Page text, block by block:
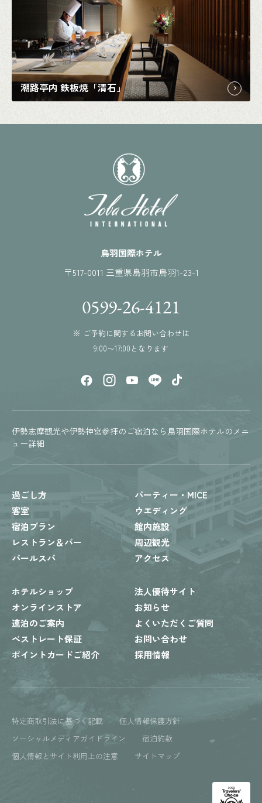
潮路亭内 鉄板焼「清石」
鳥羽国際ホテル
〒517-0011 三重県鳥羽市鳥羽1-23-1
0599-26-4121
※ ご予約に関するお問い合わせは
9:00〜17:00となります
伊勢志摩観光や伊勢神宮参拝のご宿泊なら鳥羽国際ホテルのメニ
ュー詳細
過ごし方
客室
宿泊プラン
レストラン＆バー
パールスパ
パーティー・MICE
ウエディング
館内施設
周辺観光
アクセス
ホテルショップ
オンラインストア
連泊のご案内
ベストレート保証
ポイントカードご紹介
法人優待サイト
お知らせ
よくいただくご質問
お問い合わせ
採用情報
特定商取引法に基づく記載
個人情報保護方針
ソーシャルメディアガイドライン
宿泊約款
個人情報とサイト利用上の注意
サイトマップ